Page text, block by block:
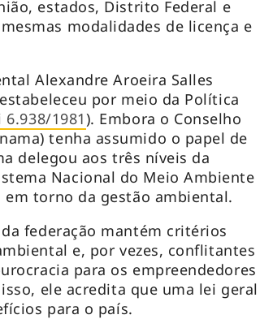
estados, Distrito Federal e
modalidades de licença e
Alexandre Aroeira Salles
por meio da Política
6.938/1981). Embora o Conselho
tenha assumido o papel de
delegou aos três níveis da
Nacional do Meio Ambiente
torno da gestão ambiental.
federação mantém critérios
e, por vezes, conflitantes
para os empreendedores
ele acredita que uma lei geral
para o país.